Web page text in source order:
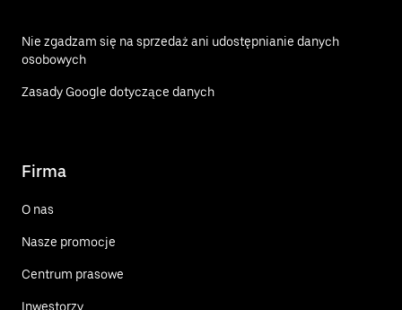
Nie zgadzam się na sprzedaż ani udostępnianie danych
osobowych
Zasady Google dotyczące danych
Firma
O nas
Nasze promocje
Centrum prasowe
Inwestorzy